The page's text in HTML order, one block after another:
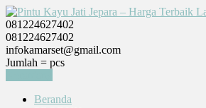
081224627402
081224627402
infokamarset@gmail.com
Jumlah = pcs
Beranda